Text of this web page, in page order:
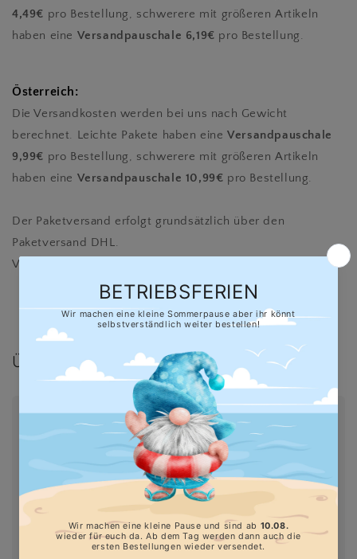
4,49€ pro Bestellung, schwerere mit größeren Artikeln
haben eine Versandpauschale 6,19€ pro Bestellung.
Österreich:
Die Versandkosten werden bei uns nach Gewicht
berechnet. Leichte Pakete haben eineVersandpauschale
9,99€ pro Bestellung, schwerere mit größeren Artikeln
haben eine Versandpauschale 10,99€ pro Bestellung.
Der Paketversand erfolgt grundsätzlich über den
Paketversand DHL.
Versandzeiten nach Österreich: ca. 4-5 Werktage
Übersicht
Motiv-Vorlagen
01 - Druckvorlage Wichtel für die Wichtellaterne
02 - Halloween-Countdown
03 - Halloween-Girlande
04 - Wichtellicht-Klammern
05 - EM 2024